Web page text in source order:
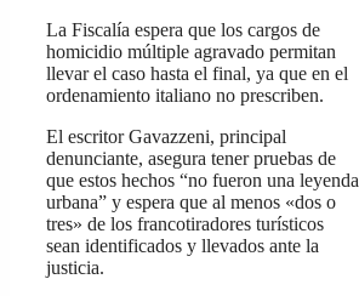
La Fiscalía espera que los cargos de
homicidio múltiple agravado permitan
llevar el caso hasta el final, ya que en el
ordenamiento italiano no prescriben.
El escritor Gavazzeni, principal
denunciante, asegura tener pruebas de
que estos hechos “no fueron una leyenda
urbana” y espera que al menos «dos o
tres» de los francotiradores turísticos
sean identificados y llevados ante la
justicia.